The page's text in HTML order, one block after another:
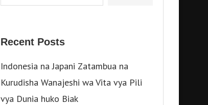
Recent Posts
Indonesia na Japani Zatambua na
Kurudisha Wanajeshi wa Vita vya Pili
vya Dunia huko Biak